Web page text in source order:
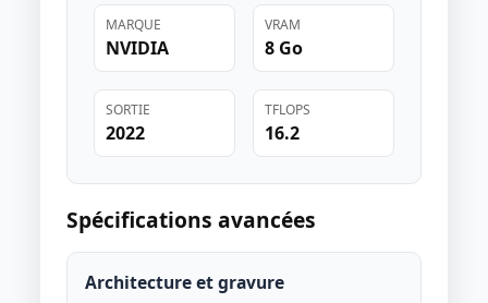
MARQUE
NVIDIA
VRAM
8 Go
SORTIE
2022
TFLOPS
16.2
Spécifications avancées
Architecture et gravure